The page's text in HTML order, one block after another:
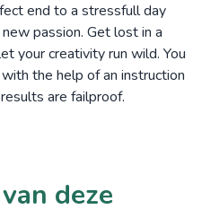
end to a stressfull day
passion. Get lost in a
your creativity run wild. You
the help of an instruction
are failproof.
deze